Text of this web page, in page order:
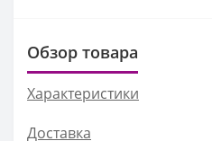
Обзор товара
Характеристики
Доставка